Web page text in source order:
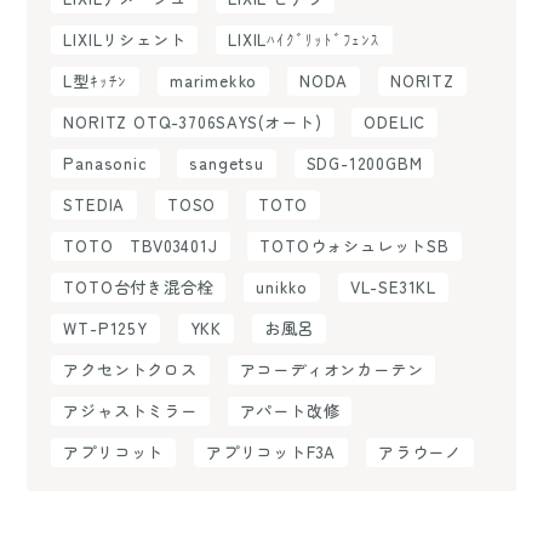
LIXILリシェント
LIXILﾊｲｸﾞﾘｯﾄﾞﾌｪﾝｽ
L型ｷｯﾁﾝ
marimekko NODA
NORITZ
NORITZ OTQ-3706SAYS(オート)
ODELIC
Panasonic
sangetsu
SDG-1200GBM
STEDIA
TOSO
TOTO
TOTO TBV03401J
TOTOウォシュレットSB
TOTO台付き混合栓
unikko
VL-SE31KL
WT-P125Y
YKK
お風呂
アクセントクロス
アコーディオンカーテン
アジャストミラー
アパート改修
アプリコット
アプリコットF3A アラウーノ